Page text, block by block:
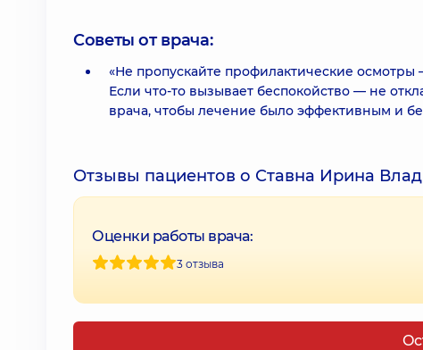
Советы от врача:
«Не пропускайте профилактические
Если что-то вызывает беспокойство — не
врача, чтобы лечение было эффективным и
Отзывы пациентов о Ставна Ирина
Оценки работы врача:
3 отзыва